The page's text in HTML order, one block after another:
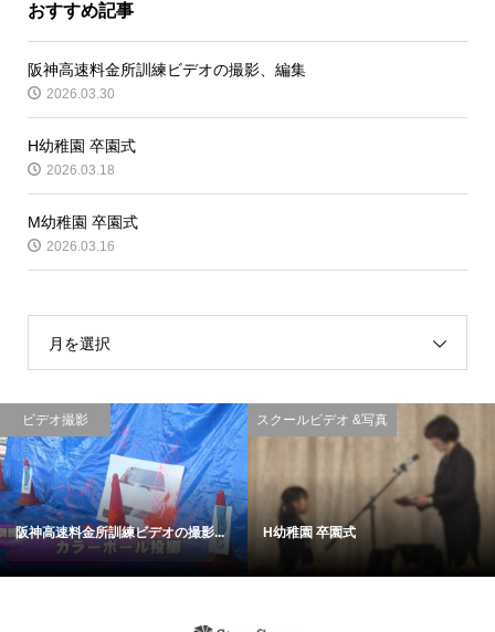
おすすめ記事
阪神高速料金所訓練ビデオの撮影、編集
2026.03.30
H幼稚園 卒園式
2026.03.18
M幼稚園 卒園式
2026.03.16
月を選択
ビデオ撮影
阪神高速料金所訓練ビデオの撮影...
スクールビデオ &写真
H幼稚園 卒園式